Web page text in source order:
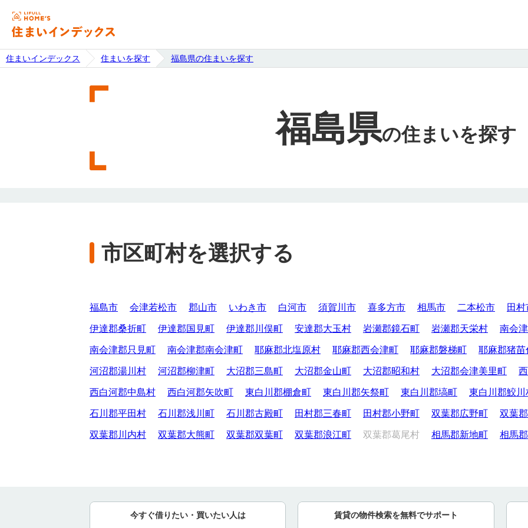
住まいインデックス 住まいを探す 福島県の住まいを探す
福島県の住まいを探す
市区町村を選択する
福島市 会津若松市 郡山市 いわき市 白河市 須賀川市 喜多方市 相馬市 二本松市
田村
伊達郡桑折町
伊達郡国見町 伊達郡川俣町 安達郡大玉村 岩瀬郡鏡石町 岩瀬郡天栄村
南会
南会津郡只見町
南会津郡南会津町 耶麻郡北塩原村 耶麻郡西会津町 耶麻郡磐梯町
耶麻郡猪苗
河沼郡湯川村
河沼郡柳津町 大沼郡三島町 大沼郡金山町 大沼郡昭和村 大沼郡会津美里町
西白河郡中島村
西白河郡矢吹町 東白川郡棚倉町 東白川郡矢祭町 東白川郡塙町
東白川郡鮫川
石川郡平田村
石川郡浅川町 石川郡古殿町 田村郡三春町 田村郡小野町 双葉郡広野町
双葉
双葉郡川内村
双葉郡大熊町 双葉郡双葉町 双葉郡浪江町 双葉郡葛尾村 相馬郡新地町 相馬
今すぐ借りたい・買いたい人は 賃貸の物件検索を無料でサポート